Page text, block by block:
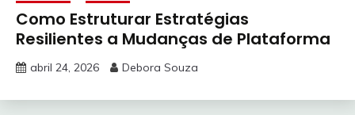
Como Estruturar Estratégias
Resilientes a Mudanças de Plataforma
abril 24, 2026 Debora Souza